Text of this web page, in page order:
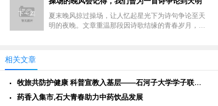
下一篇
夏末晚风掠过操场，让人忆起星光下为诗句争论至天
明的夜晚。文章重温那段因诗歌结缘的青春岁月，探
相关文章
牧旅共防护健康 科普宣教入基层——石河子大学学子联动警务力量
药香入集市,石大青春助力中药饮品发展